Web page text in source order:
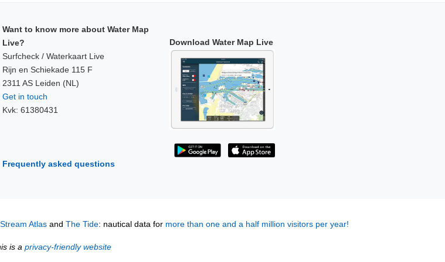
Want to know more about Water Map
Live?
Surfcheck / Waterkaart Live
Rijn en Schiekade 115 F
2311 AS Leiden (NL)
Get in touch
Kvk: 61380431
Frequently asked questions
Download Water Map Live
Atlas and The Tide: nautical data for more than one and a half million visitors per year!
is a privacy-friendly website